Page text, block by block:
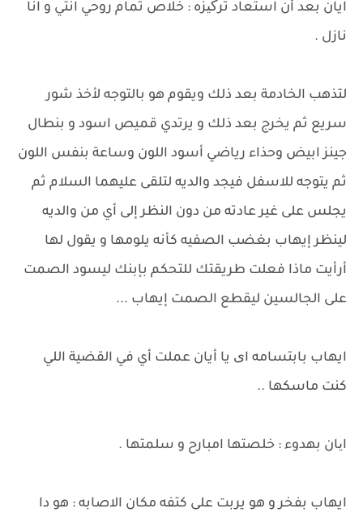
ايان بعد أن استعاد ترکیزه : خلاص تمام روحي انتي و انا
نازل .
لتذهب الخادمة بعد ذلك ويقوم هو بالتوجه لأخذ شور
سريع ثم يخرج بعد ذلك و يرتدي قميص اسود و بنطال
جينز ابيض وحذاء رياضي أسود اللون وساعة بنفس اللون
ثم يتوجه للاسفل فيجد والديه لتلقى عليهما السلام ثم
يجلس على غير عادته من دون النظر إلى أي من والديه
لينظر إيهاب بغضب الصفيه كأنه يلومها و يقول لها
أرأيت ماذا فعلت طريقتك للتحكم بإبنك ليسود الصمت
على الجالسين ليقطع الصمت إيهاب ...
ايهاب بابتسامه ای يا أيان عملت أي في القضية اللي
كنت ماسكها ..
ایان بهدوء : خلصتها امبارح و سلمتها .
ايهاب بفخر و هو يربت على كتفه مكان الاصابه : هو دا